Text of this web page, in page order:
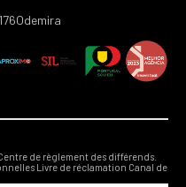
de règlement des différends.
Livre de réclamation Canal de